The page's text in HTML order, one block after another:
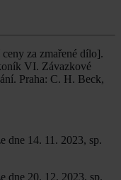
za zmařené dílo].
VI. Závazkové
Praha: C. H. Beck,
dne 14. 11. 2023, sp.
dne 20. 12. 2023, sp.